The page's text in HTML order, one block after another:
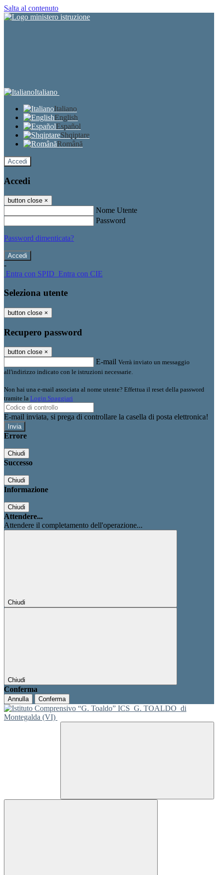
Salta al contenuto
Italiano
Italiano
English
Español
Shqiptare
Română
Accedi
Accedi
button close ×
Nome Utente
Password
Password dimenticata?
-
Entra con SPID Entra con CIE
Seleziona utente
button close ×
Recupero password
button close ×
E-mail Verrà inviato un messaggio
all'indirizzo indicato con le istruzioni necessarie.
Non hai una e-mail associata al nome utente? Effettua il reset della password
tramite la Login Spaggiari
E-mail inviata, si prega di controllare la casella di posta elettronica!
Errore
Chiudi
Successo
Chiudi
Informazione
Chiudi
Attendere...
Attendere il completamento dell'operazione...
Chiudi
Chiudi
Conferma
Annulla Conferma
ICS G. TOALDO di
Montegalda (VI)